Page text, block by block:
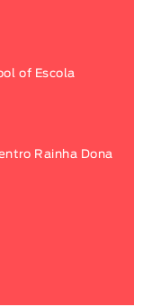
of Escola
Rainha Dona